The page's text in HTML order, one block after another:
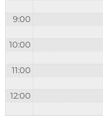
9:00
10:00
11:00
12:00